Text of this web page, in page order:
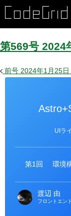
第569号 2024
前号 2024年1月25日
UIラ
第1回 環境
渡辺 由
フロントエン